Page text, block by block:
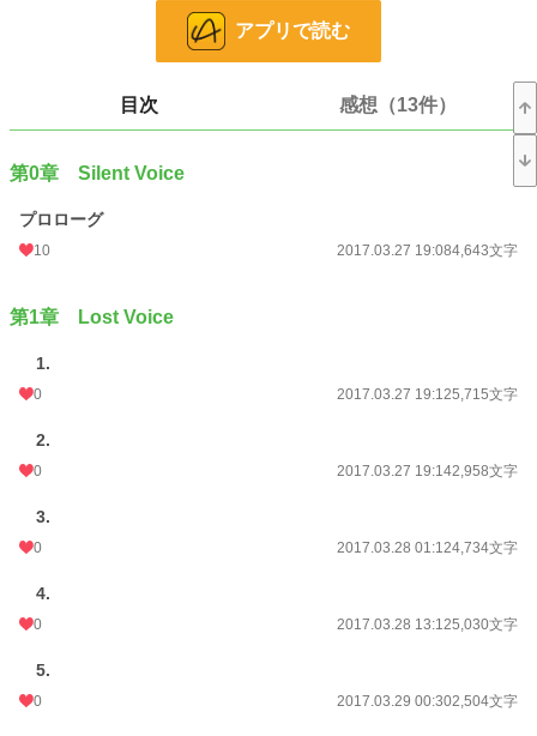
天才マルチクリエーター
あたしを抱く冥府の主は、切なげにあたしの名前を呼ぶ。
あたしはもう、彼を好きなわけじゃない。
彼があたしを好きなわけじゃない。
「エリュシオンは楽園じゃない。永遠に出口のない死者の監獄のことさ。逃げる
同期上司LoveStory
しますが、前作を先に読まれた方が、よりわかりやすいと思います。
小説
恋愛
アプリで読む
目次 感想（13件）
第0章 Silent Voice
プロローグ
10 2017.03.27 19:084,643文字
第1章 Lost Voice
1.
0 2017.03.27 19:125,715文字
2.
0 2017.03.27 19:142,958文字
3.
0 2017.03.28 01:124,734文字
4.
0 2017.03.28 13:125,030文字
5.
0 2017.03.29 00:302,504文字